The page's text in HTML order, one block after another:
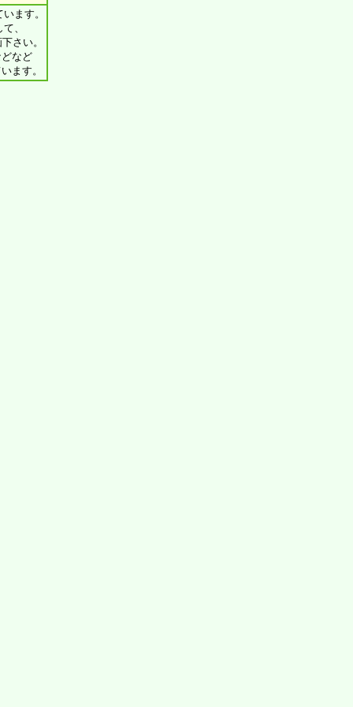
ます。
、
さい。
など
ます。